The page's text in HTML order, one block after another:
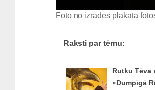
Foto no izrādes plakāta
Raksti par tēmu:
Rutku Tēva
«Dumpīgā